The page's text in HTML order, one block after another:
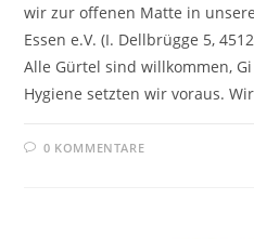
wir zur offenen Matte in
Essen e.V. (I. Dellbrügge 5,
Alle Gürtel sind willkommen,
Hygiene setzten wir voraus.
0 KOMMENTARE